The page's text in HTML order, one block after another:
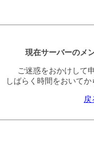
現在サーバーのメ
ご迷惑をおかけして
しばらく時間をおいてか
戻